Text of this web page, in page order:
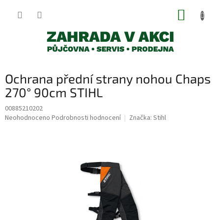
Ochrana přední strany nohou Chaps
270° 90cm STIHL
00885210202
Průměrné
Neohodnoceno Podrobnosti hodnocení Značka: Stihl